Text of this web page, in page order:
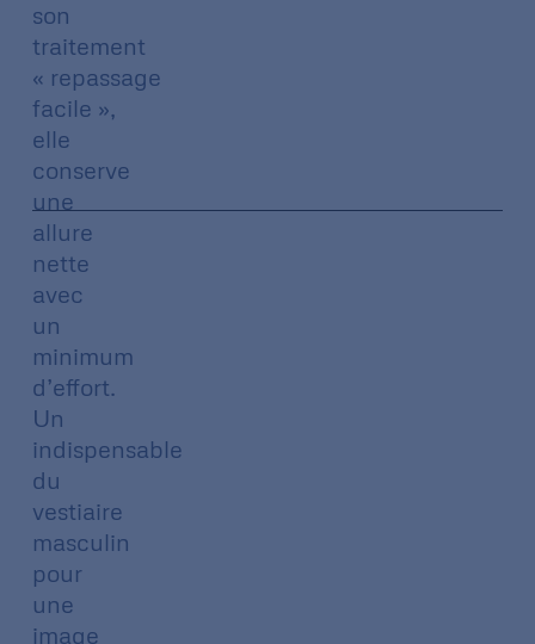
son
traitement
« repassage
facile »,
elle
conserve
une
allure
nette
avec
un
minimum
d’effort.
Un
indispensable
du
vestiaire
masculin
pour
une
image